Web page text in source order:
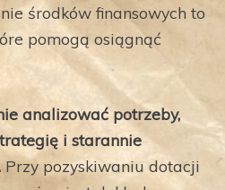
środków finansowych to
pomogą osiągnąć
analizować potrzeby,
i starannie
Przy pozyskiwaniu dotacji